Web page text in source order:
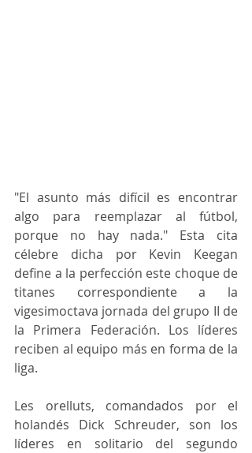
"El asunto más difícil es encontrar
algo para reemplazar al fútbol,
porque no hay nada." Esta cita
célebre dicha por Kevin Keegan
define a la perfección este choque de
titanes correspondiente a la
vigesimoctava jornada del grupo II de
la Primera Federación. Los líderes
reciben al equipo más en forma de la
liga.
Les orelluts, comandados por el
holandés Dick Schreuder, son los
líderes en solitario del segundo